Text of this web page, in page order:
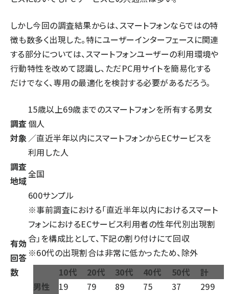
しかし今回の調査結果からは、スマートフォンならではの特
徴も数多く出現した。特にユーザーインターフェースに関連
する部分については、スマートフォンユーザーの利用環境や
行動特性を改めて認識し、ただPC用サイトを簡易化する
だけでなく、専用の最適化を検討する必要があるだろう。
調査
対象
15歳以上69歳までのスマートフォンを所有する男女
個人
／直近半年以内にスマートフォンからECサービスを
利用した人
調査
地域
全国
有効
回答
数
600サンプル
※事前調査における「直近半年以内におけるスマート
フォンにおけるECサービス利用者の性年代別出現割
合」を構成比として、下記の割り付けにて回収
※60代の出現割合は非常に低かったため、除外
10代
20代 30代 40代 50代
計
男性
19 79 89 75 37
299